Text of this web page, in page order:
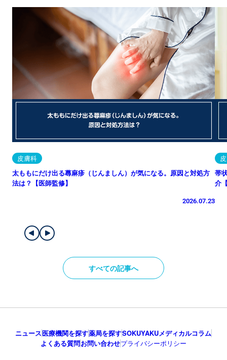
皮膚科
太ももにだけ出る蕁麻疹（じんましん）が気になる。原因と対処方
法は？【医師監修】
2026.07.23
帯
介
すべての記事へ
ニュース医療機関を探す薬局を探すSOKUYAKUメディカルコラム
よくある質問お問い合わせプライバシーポリシー